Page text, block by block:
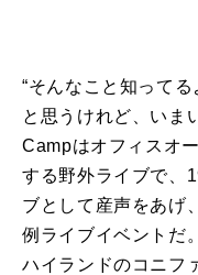
“そんなこと知って
と思うけれど、いま
Campはオフィスオ
する野外ライブで、
ブとして産声をあげ
例ライブイベントだ
ハイランドのコニフ